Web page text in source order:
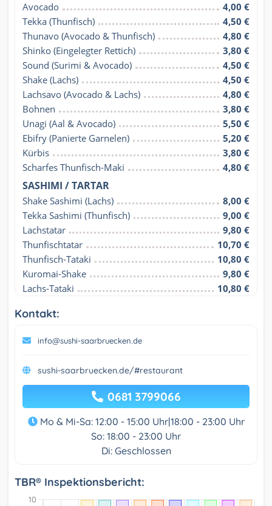
Avocado
4,00 €
Tekka (Thunfisch)
4,50 €
Thunavo (Avocado & Thunfisch)
4,80 €
Shinko (Eingelegter Rettich)
3,80 €
Sound (Surimi & Avocado)
4,50 €
Shake (Lachs)
4,50 €
Lachsavo (Avocado & Lachs)
4,80 €
Bohnen
3,80 €
Unagi (Aal & Avocado)
5,50 €
Ebifry (Panierte Garnelen)
5,20 €
Kürbis
3,80 €
Scharfes Thunfisch-Maki
4,80 €
SASHIMI / TARTAR
Shake Sashimi (Lachs)
8,00 €
Tekka Sashimi (Thunfisch)
9,00 €
Lachstatar
9,80 €
Thunfischtatar
10,70 €
Thunfisch-Tataki
10,80 €
Kuromai-Shake
9,80 €
Lachs-Tataki
10,80 €
Kontakt:
info@sushi-saarbruecken.de
sushi-saarbruecken.de/#restaurant
0681 3799066
Mo & Mi-Sa: 12:00 - 15:00 Uhr|18:00 - 23:00 Uhr
So: 18:00 - 23:00 Uhr
Di: Geschlossen
TBR® Inspektionsbericht: